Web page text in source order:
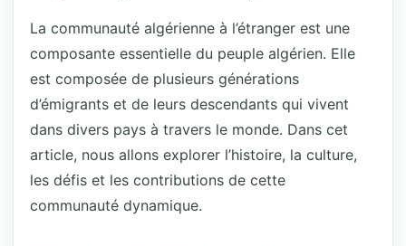
La communauté algérienne à l’étranger est une
composante essentielle du peuple algérien. Elle
est composée de plusieurs générations
d’émigrants et de leurs descendants qui vivent
dans divers pays à travers le monde. Dans cet
article, nous allons explorer l’histoire, la culture,
les défis et les contributions de cette
communauté dynamique.